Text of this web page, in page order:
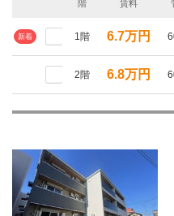
階 賃料
新着 1階 6.7万円
2階 6.8万円